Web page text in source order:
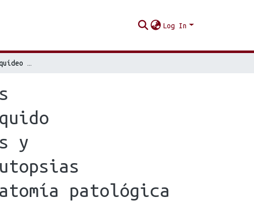
Log In
Líquido cefalorraquídeo en accidentes cerebrovasculares. Correlación de liquido cefalorraquídeo con aspectos clínicos y anatomopatológicos (revisión de 79 autopsias practicadas en el Departamento de Anatomía patológica del Hospital Rosales).
y
patológica